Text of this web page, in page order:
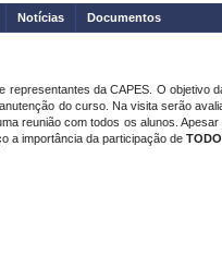
Notícias Documentos
da CAPES. O
do curso. Na visita serão
reunião com todos os alunos.
a importância da participação de